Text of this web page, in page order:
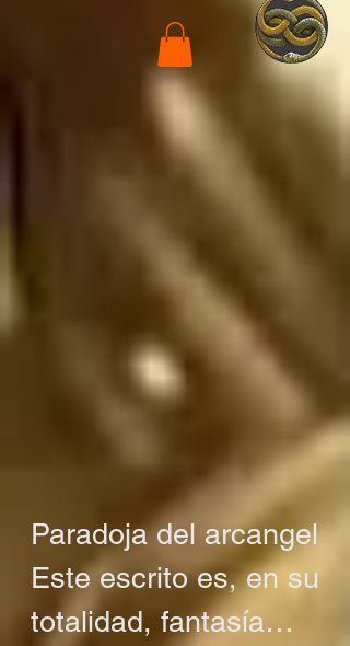
Paradoja del arcangel
Este escrito es, en su
totalidad, fantasía